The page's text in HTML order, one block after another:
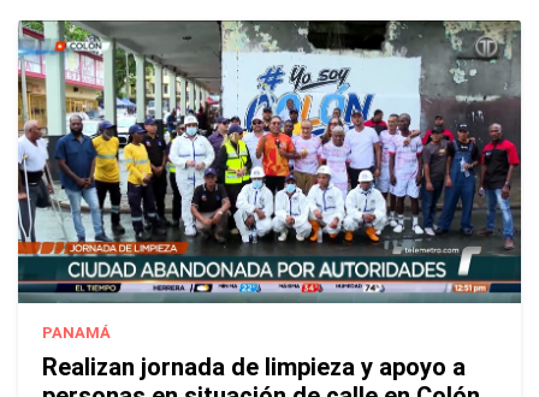
PANAMÁ
Realizan jornada de limpieza y apoyo a